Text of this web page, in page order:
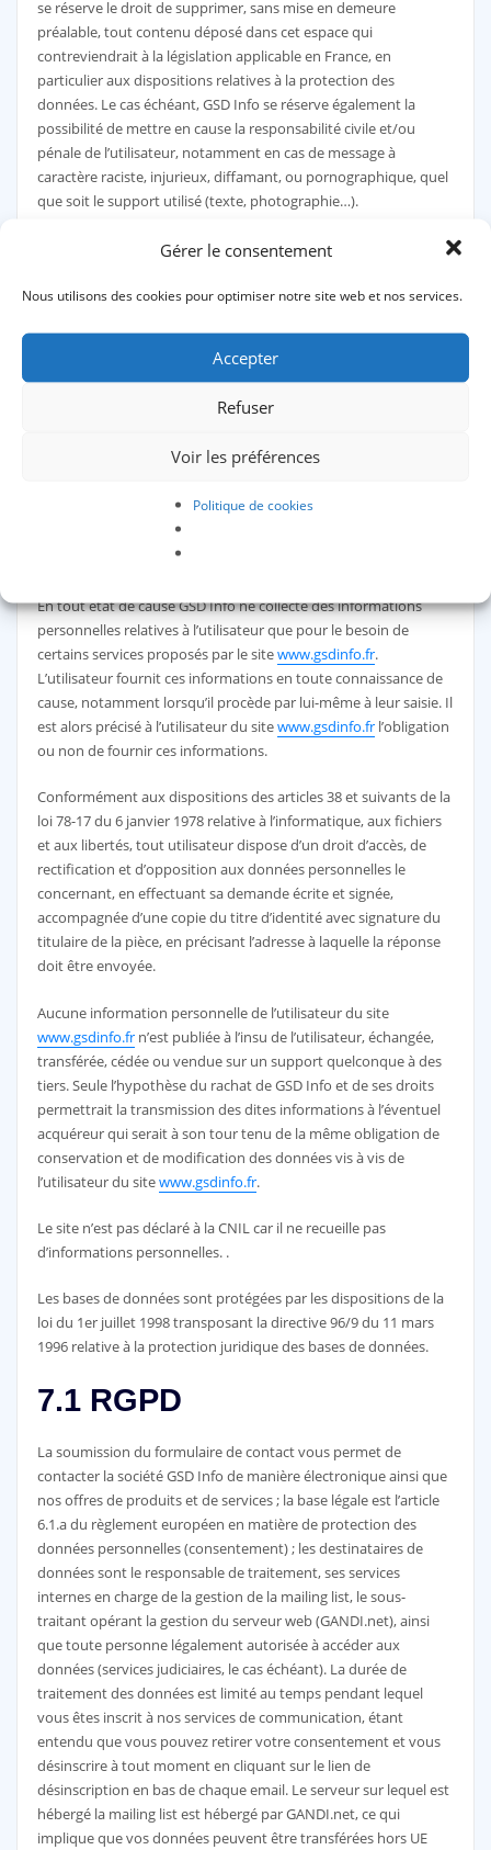
Gérer le consentement
Nous utilisons des cookies pour optimiser notre site web et nos services.
Accepter
Refuser
Voir les préférences
Politique de cookies
se réserve le droit de supprimer, sans mise en demeure
préalable, tout contenu déposé dans cet espace qui
contreviendrait à la législation applicable en France, en
particulier aux dispositions relatives à la protection des
données. Le cas échéant, GSD Info se réserve également la
possibilité de mettre en cause la responsabilité civile et/ou
pénale de l’utilisateur, notamment en cas de message à
caractère raciste, injurieux, diffamant, ou pornographique, quel
que soit le support utilisé (texte, photographie…).
7. Gestion des données
personnelles.
protégées par la loi n° 78-87 du 6 janvier 1978, la loi n° 2004-801
Européenne du 24 octobre 1995.
A l’occasion de l’utilisation du sitewww.gsdinfo.fr
l’utilisateur a accédé au sitewww.gsdinfo.fr
d’accès de l’utilisateur, l’adresse de protocole Internet (IP) de
En tout état de cause GSD Info ne collecte des informations
personnelles relatives à l’utilisateur que pour le besoin de
certains services proposés par le sitewww.gsdinfo.fr.
L’utilisateur fournit ces informations en toute connaissance de
cause, notamment lorsqu’il procède par lui-même à leur saisie. Il
est alors précisé à l’utilisateur du sitewww.gsdinfo.frl’obligation
ou non de fournir ces informations.
Conformément aux dispositions des articles 38 et suivants de la
loi 78-17 du 6 janvier 1978 relative à l’informatique, aux fichiers
et aux libertés, tout utilisateur dispose d’un droit d’accès, de
rectification et d’opposition aux données personnelles le
concernant, en effectuant sa demande écrite et signée,
accompagnée d’une copie du titre d’identité avec signature du
titulaire de la pièce, en précisant l’adresse à laquelle la réponse
doit être envoyée.
Aucune information personnelle de l’utilisateur du site
www.gsdinfo.frn’est publiée à l’insu de l’utilisateur, échangée,
transférée, cédée ou vendue sur un support quelconque à des
tiers. Seule l’hypothèse du rachat de GSD Info et de ses droits
permettrait la transmission des dites informations à l’éventuel
acquéreur qui serait à son tour tenu de la même obligation de
conservation et de modification des données vis à vis de
l’utilisateur du sitewww.gsdinfo.fr.
Le site n’est pas déclaré à la CNIL car il ne recueille pas
d’informations personnelles. .
Les bases de données sont protégées par les dispositions de la
loi du 1er juillet 1998 transposant la directive 96/9 du 11 mars
1996 relative à la protection juridique des bases de données.
7.1 RGPD
La soumission du formulaire de contact vous permet de
contacter la société GSD Info de manière électronique ainsi que
nos offres de produits et de services ; la base légale est l’article
6.1.a du règlement européen en matière de protection des
données personnelles (consentement) ; les destinataires de
données sont le responsable de traitement, ses services
internes en charge de la gestion de la mailing list, le sous-
traitant opérant la gestion du serveur web (GANDI.net), ainsi
que toute personne légalement autorisée à accéder aux
données (services judiciaires, le cas échéant). La durée de
traitement des données est limité au temps pendant lequel
vous êtes inscrit à nos services de communication, étant
entendu que vous pouvez retirer votre consentement et vous
désinscrire à tout moment en cliquant sur le lien de
désinscription en bas de chaque email. Le serveur sur lequel est
hébergé la mailing list est hébergé par GANDI.net, ce qui
implique que vos données peuvent être transférées hors UE